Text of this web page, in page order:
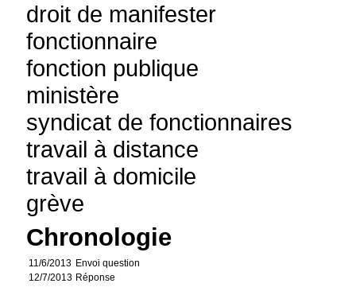
droit de manifester
fonctionnaire
fonction publique
ministère
syndicat de fonctionnaires
travail à distance
travail à domicile
grève
Chronologie
11/6/2013 Envoi question
12/7/2013 Réponse